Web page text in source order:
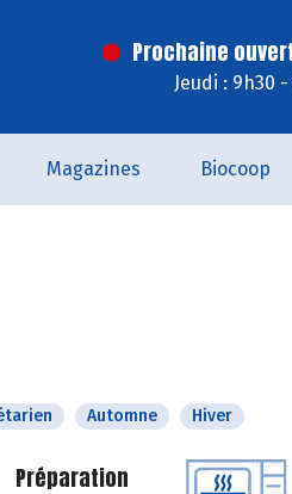
Prochaine
Jeudi : 9h30
Magazines Biocoop
Automne Hiver
Préparation